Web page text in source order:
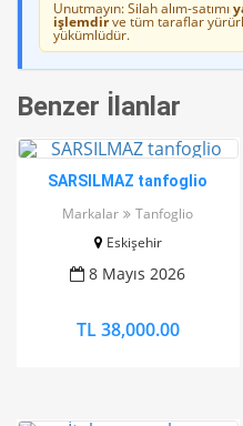
Unutmayın: Silah alım-satımı
işlemdirve tüm taraflar
yükümlüdür.
Benzer İlanlar
SARSILMAZ tanfoglio
Markalar
Tanfoglio
Eskişehir
8 Mayıs 2026
TL 38,000.00